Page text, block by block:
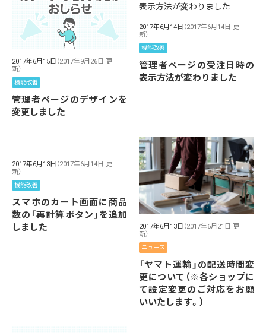
2017年6月15日 （2017年9月26日 更
新）
機能改善
管理者ページのデザインを
変更しました
2017年6月14日 （2017年6月14日 更
新）
機能改善
管理者ページの受注日時の
表示方法が変わりました
2017年6月13日 （2017年6月14日 更
新）
機能改善
スマホのカート画面に商品
数の「再計算ボタン」を追加
しました
2017年6月13日 （2017年6月21日 更
新）
ニュース
「ヤマト運輸」の配送時間変
更について（※各ショップに
て設定変更のご対応をお願
いいたします。）